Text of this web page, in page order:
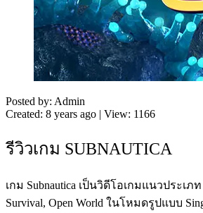
Posted by: Admin
Created: 8 years ago | View: 1166
รีวิวเกม SUBNAUTICA
เกม Subnautica เป็นวิดีโอเกมแนวประเภท
Survival, Open World ในโหมดรูปแบบ